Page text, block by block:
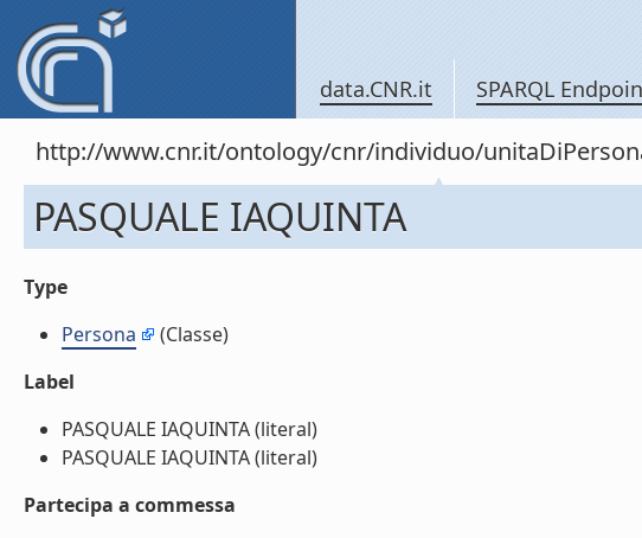
data.CNR.it SPARQL
http://www.cnr.it/ontology/cnr/individuo/
PASQUALE IAQUINTA
Type
Persona
(Classe)
Label
PASQUALE IAQUINTA (literal)
PASQUALE IAQUINTA (literal)
Partecipa a commessa